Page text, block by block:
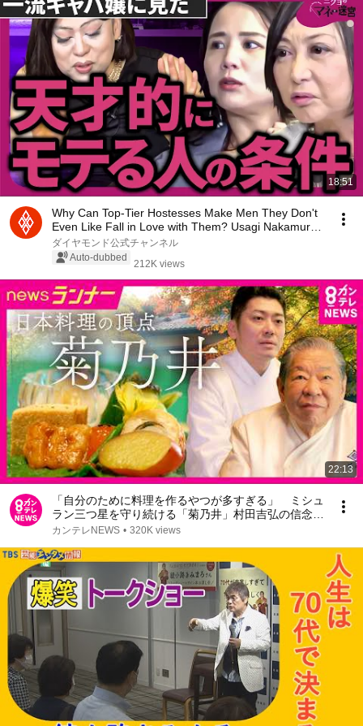
18:51
Why Can Top-Tier Hostesses Make Men They Don't
Even Like Fall in Love with Them? Usagi Nakamura
x...
ダイヤモンド公式チャンネル
Auto-dubbed
212K views
22:13
「自分のために料理を作るやつが多すぎる」 ミシュ
ラン三つ星を守り続ける「菊乃井」村田吉弘の信念
跡を継ぐのは義理の息子 “4代目”に託すバトン｜
カンテレNEWS • 320K views